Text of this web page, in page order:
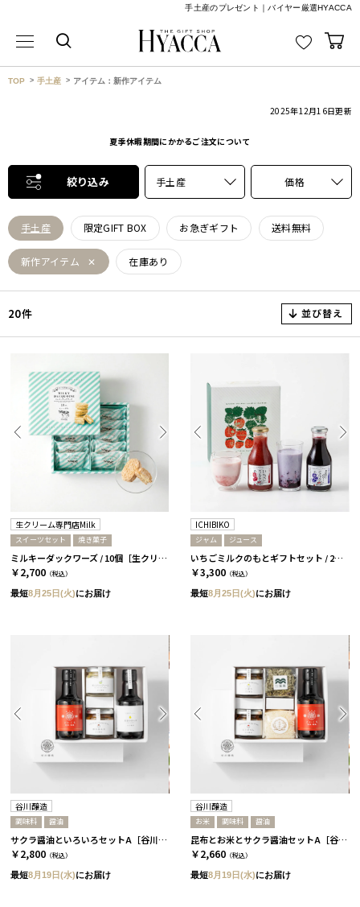
手土産のプレゼント｜バイヤー厳選HYACCA
TOP 手土産 アイテム：新作アイテム
2025年12月16日更新
夏季休暇期間にかかるご注文について
絞り込み 手土産 価格
手土産 限定GIFT BOX お急ぎギフト 送料無料
新作アイテム 在庫あり
20件 並び替え
生クリーム専門店Milk
スイーツセット 焼き菓子
ミルキーダックワーズ / 10個［生クリーム専門店Milk］
￥2,700 （税込）
最短8月25日(火)にお届け
ICHIBIKO
ジャム ジュース
いちごミルクのもとギフトセット / 2本 / いちご・ぶるーべりー［ICHIBIKO］
￥3,300 （税込）
最短8月25日(火)にお届け
谷川醸造
調味料 醤油
サクラ醤油といろいろセットA［谷川醸造］
￥2,800 （税込）
最短8月19日(水)にお届け
谷川醸造
お米 調味料 醤油
昆布とお米とサクラ醤油セットA［谷川醸造］
￥2,660 （税込）
最短8月19日(水)にお届け